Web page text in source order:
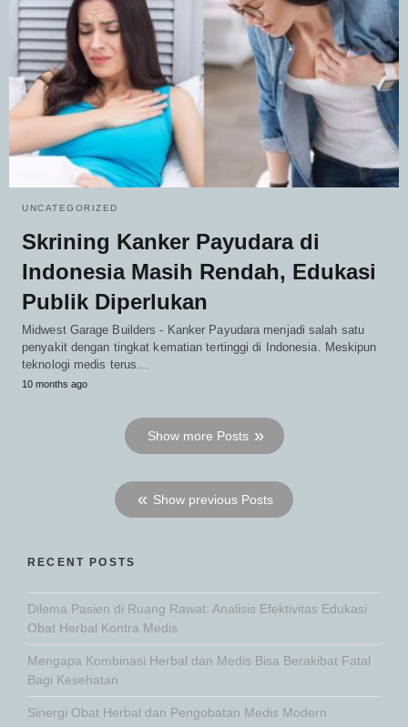
UNCATEGORIZED
Skrining Kanker Payudara di
Indonesia Masih Rendah, Edukasi
Publik Diperlukan
Midwest Garage Builders - Kanker Payudara menjadi salah satu
penyakit dengan tingkat kematian tertinggi di Indonesia. Meskipun
teknologi medis terus…
10 months ago
Show more Posts
Show previous Posts
RECENT POSTS
Dilema Pasien di Ruang Rawat: Analisis Efektivitas Edukasi
Obat Herbal Kontra Medis
Mengapa Kombinasi Herbal dan Medis Bisa Berakibat Fatal
Bagi Kesehatan
Sinergi Obat Herbal dan Pengobatan Medis Modern